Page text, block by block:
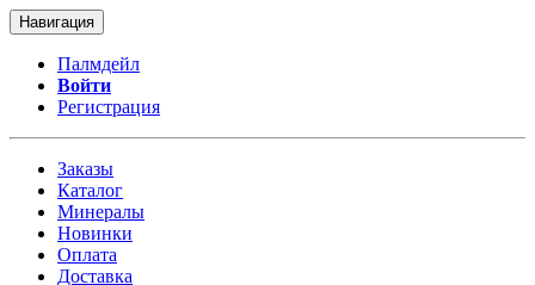
Навигация
Палмдейл
Войти
Регистрация
Заказы
Каталог
Минералы
Новинки
Оплата
Доставка